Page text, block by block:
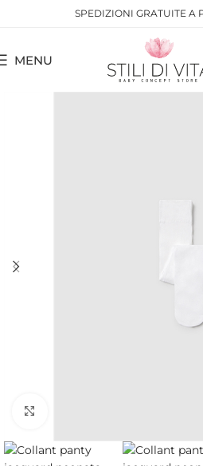
SPEDIZIONI GRATUITE A
MENU